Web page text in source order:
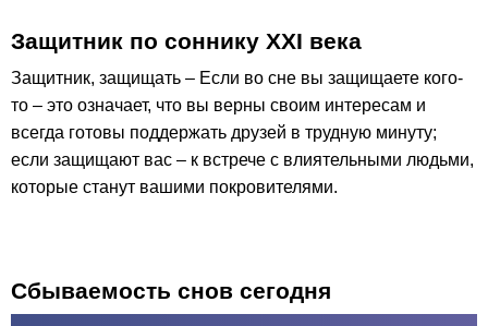
Защитник по соннику ХХІ века
Защитник, защищать – Если во сне вы защищаете кого-
то – это означает, что вы верны своим интересам и
всегда готовы поддержать друзей в трудную минуту;
если защищают вас – к встрече с влиятельными людьми,
которые станут вашими покровителями.
Сбываемость снов сегодня